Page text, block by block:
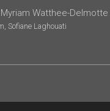
Watthee-Delmotte
Sofiane Laghouati